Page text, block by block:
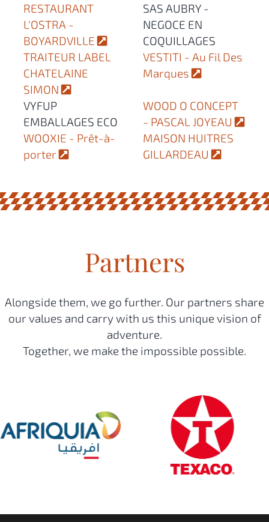
RESTAURANT
L'OSTRA -
BOYARDVILLE
SAS AUBRY -
NEGOCE EN
COQUILLAGES
TRAITEUR LABEL
CHATELAINE
SIMON
VESTITI - Au Fil Des
Marques
VYFUP
EMBALLAGES ECO
WOOD O CONCEPT
- PASCAL JOYEAU
WOOXIE - Prêt-à-
porter
MAISON HUITRES
GILLARDEAU
Partners
Alongside them, we go further. Our partners share
our values and carry with us this unique vision of
adventure.
Together, we make the impossible possible.